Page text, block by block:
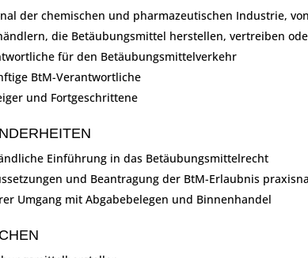
der chemischen und pharmazeutischen Industrie,
die Betäubungsmittel herstellen, vertreiben
für den Betäubungsmittelverkehr
BtM-Verantwortliche
und Fortgeschrittene
Einführung in das Betäubungsmittelrecht
und Beantragung der BtM-Erlaubnis
Umgang mit Abgabebelegen und Binnenhandel